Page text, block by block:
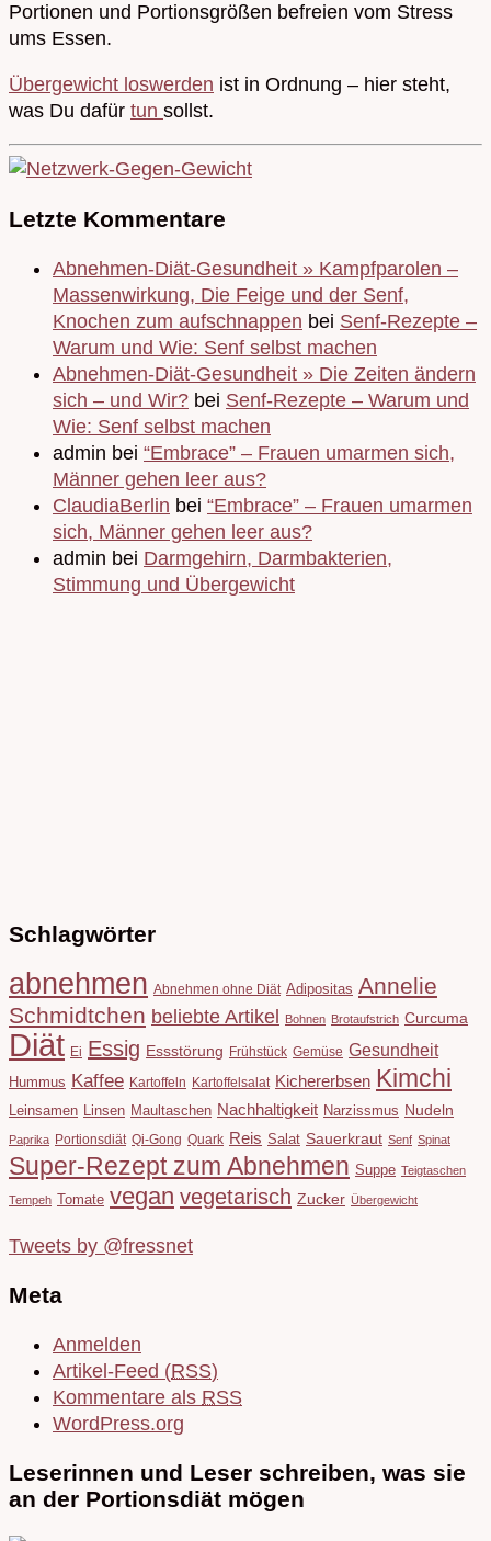
Portionen und Portionsgrößen befreien vom Stress
ums Essen.
Übergewicht loswerden ist in Ordnung – hier steht,
was Du dafür tun sollst.
Letzte Kommentare
Abnehmen-Diät-Gesundheit » Kampfparolen –
Massenwirkung, Die Feige und der Senf,
Knochen zum aufschnappen bei Senf-Rezepte –
Warum und Wie: Senf selbst machen
Abnehmen-Diät-Gesundheit » Die Zeiten ändern
sich – und Wir? bei Senf-Rezepte – Warum und
Wie: Senf selbst machen
admin bei “Embrace” – Frauen umarmen sich,
Männer gehen leer aus?
ClaudiaBerlin bei “Embrace” – Frauen umarmen
sich, Männer gehen leer aus?
admin bei Darmgehirn, Darmbakterien,
Stimmung und Übergewicht
Schlagwörter
abnehmen Abnehmen ohne Diät Adipositas Annelie
Schmidtchen beliebte Artikel Bohnen Brotaufstrich Curcuma
Diät Ei Essig Essstörung Frühstück Gemüse Gesundheit
Hummus Kaffee Kartoffeln Kartoffelsalat Kichererbsen Kimchi
Leinsamen Linsen Maultaschen Nachhaltigkeit Narzissmus Nudeln
Paprika Portionsdiät Qi-Gong Quark Reis Salat Sauerkraut Senf Spinat
Super-Rezept zum Abnehmen Suppe Teigtaschen
Tempeh Tomate vegan vegetarisch Zucker Übergewicht
Tweets by @fressnet
Meta
Anmelden
Artikel-Feed (RSS)
Kommentare als RSS
WordPress.org
Leserinnen und Leser schreiben, was sie
an der Portionsdiät mögen